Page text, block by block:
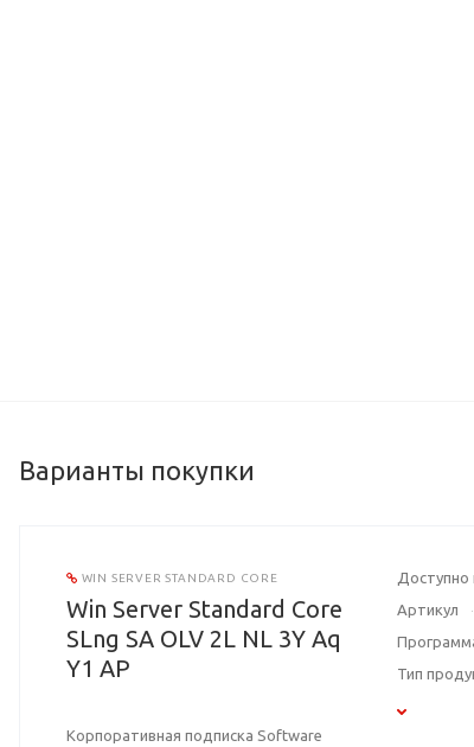
Варианты покупки
WIN SERVER STANDARD CORE
Win Server Standard Core
SLng SA OLV 2L NL 3Y Aq
Y1 AP
Корпоративная подписка Software
Доступно
Артикул
Тип